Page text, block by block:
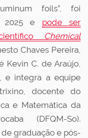
foils”, foi
2025 e pode ser
Chemical
Chaves Pereira,
Kevin C. de Araújo,
e integra a equipe
docente do
e Matemática da
(DFQM-So).
graduação e pós-